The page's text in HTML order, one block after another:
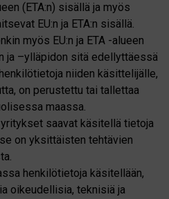
(ETA:n) sisällä ja myös
EU:n ja ETA:n sisällä.
myös EU:n ja ETA -alueen
ja –ylläpidon sitä edellyttäessä
niiden käsittelijälle,
on perustettu tai tallettaa
maassa.
saavat käsitellä tietoja
on yksittäisten tehtävien
henkilötietoja käsitellään,
oikeudellisia, teknisiä ja